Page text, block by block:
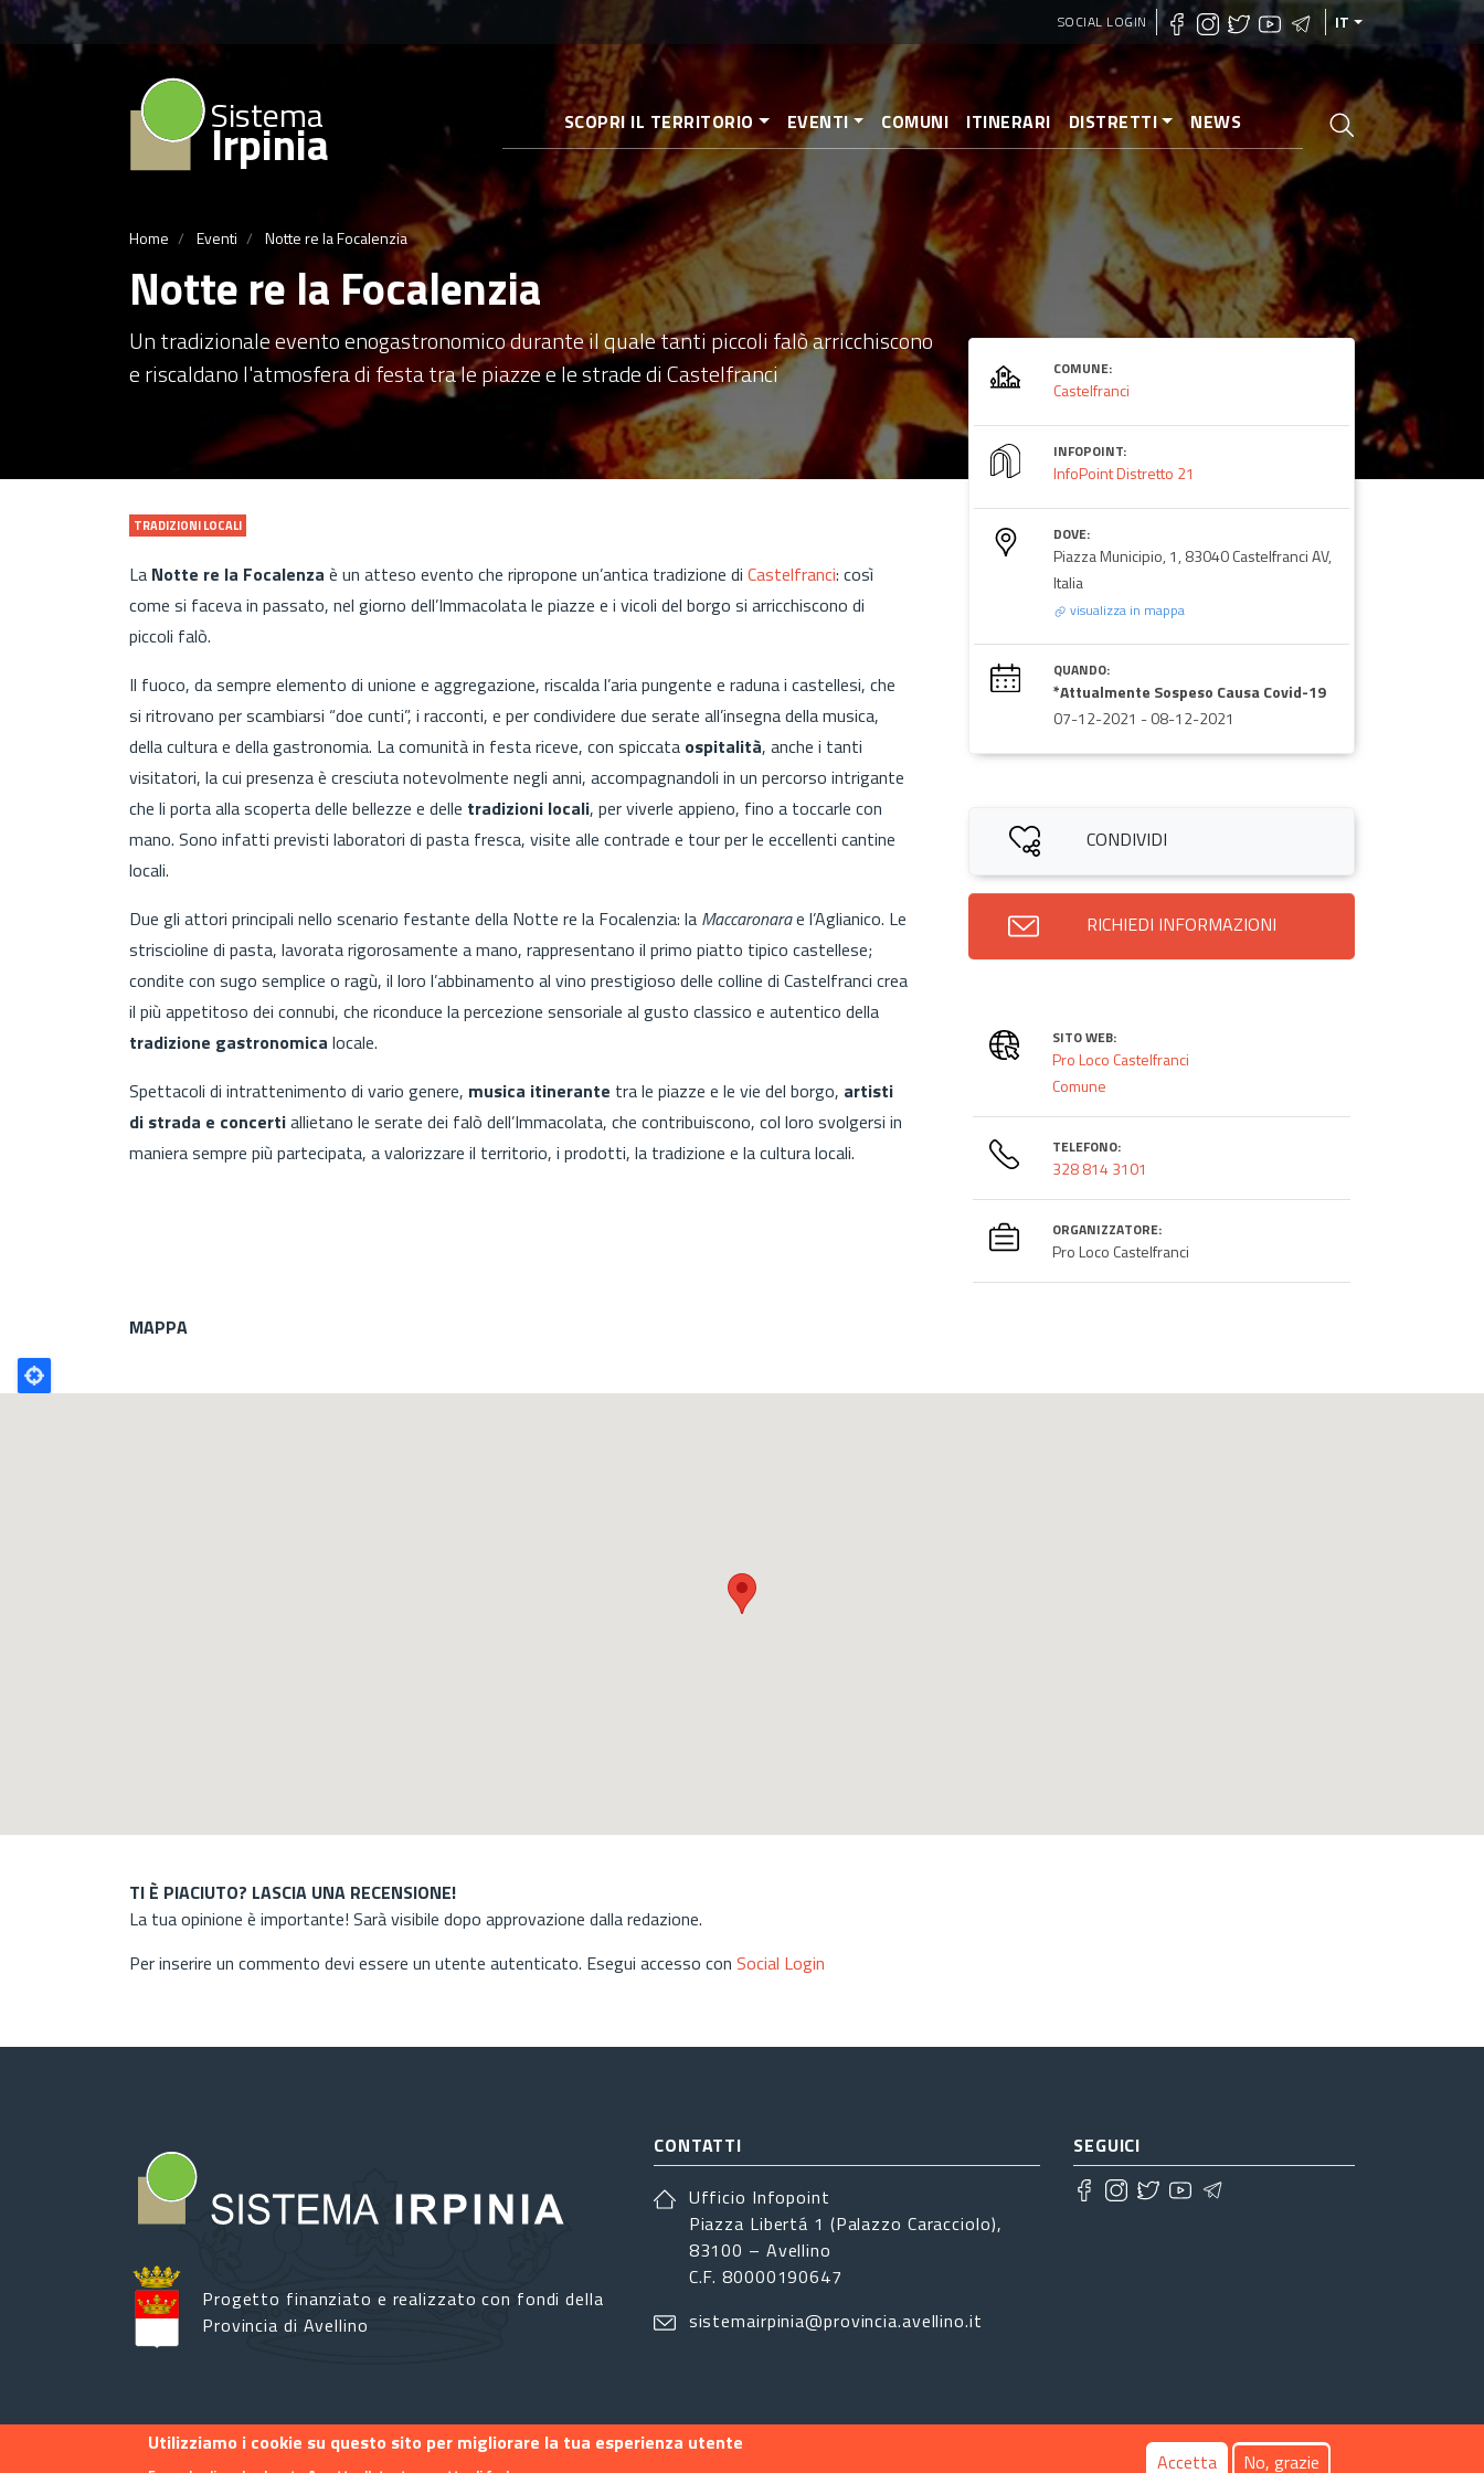
Salta
al
contenuto
principale
SOCIAL LOGIN IT
Sistema
Irpinia SCOPRI IL TERRITORIO EVENTI COMUNI ITINERARI DISTRETTI NEWS
Home Eventi Notte re la Focalenzia
Notte re la Focalenzia
Un tradizionale evento enogastronomico durante il quale tanti piccoli falò arricchiscono
e riscaldano l'atmosfera di festa tra le piazze e le strade di Castelfranci
TRADIZIONI LOCALI
La Notte re la Focalenza è un atteso evento che ripropone un’antica tradizione di Castelfranci: così
come si faceva in passato, nel giorno dell’Immacolata le piazze e i vicoli del borgo si arricchiscono di
piccoli falò.
Il fuoco, da sempre elemento di unione e aggregazione, riscalda l’aria pungente e raduna i castellesi, che
si ritrovano per scambiarsi “doe cunti”, i racconti, e per condividere due serate all’insegna della musica,
della cultura e della gastronomia. La comunità in festa riceve, con spiccata ospitalità, anche i tanti
visitatori, la cui presenza è cresciuta notevolmente negli anni, accompagnandoli in un percorso intrigante
che li porta alla scoperta delle bellezze e delle tradizioni locali, per viverle appieno, fino a toccarle con
mano. Sono infatti previsti laboratori di pasta fresca, visite alle contrade e tour per le eccellenti cantine
locali.
Due gli attori principali nello scenario festante della Notte re la Focalenzia: la Maccaronarae l’Aglianico. Le
striscioline di pasta, lavorata rigorosamente a mano, rappresentano il primo piatto tipico castellese;
condite con sugo semplice o ragù, il loro l’abbinamento al vino prestigioso delle colline di Castelfranci crea
il più appetitoso dei connubi, che riconduce la percezione sensoriale al gusto classico e autentico della
tradizione gastronomica locale.
Spettacoli di intrattenimento di vario genere, musica itinerante tra le piazze e le vie del borgo, artisti
di strada e concertiallietano le serate dei falò dell’Immacolata, che contribuiscono, col loro svolgersi in
maniera sempre più partecipata, a valorizzare il territorio, i prodotti, la tradizione e la cultura locali.
COMUNE:
Castelfranci
INFOPOINT:
InfoPoint Distretto 21
DOVE:
Piazza Municipio, 1, 83040 Castelfranci AV,
Italia
visualizza in mappa
QUANDO:
*Attualmente Sospeso Causa Covid-19
07-12-2021 -08-12-2021
CONDIVIDI
RICHIEDI INFORMAZIONI
SITO WEB:
Pro Loco Castelfranci
Comune
TELEFONO:
328 814 3101
ORGANIZZATORE:
Pro Loco Castelfranci
MAPPA
Poligono
GEO
TI È PIACIUTO? LASCIA UNA RECENSIONE!
La tua opinione è importante! Sarà visibile dopo approvazione dalla redazione.
Per inserire un commento devi essere un utente autenticato. Esegui accesso con Social Login
Progetto finanziato e realizzato con fondi della
Provincia di Avellino
CONTATTI
Ufficio Infopoint
Piazza Libertá 1 (Palazzo Caracciolo),
83100 – Avellino
C.F. 80000190647
sistemairpinia@provincia.avellino.it
SEGUICI
Utilizziamo i cookie su questo sito per migliorare la tua esperienza utente
Accetta No, grazie